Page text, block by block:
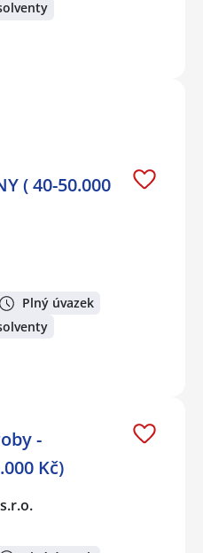
( 40-50.000
Plný úvazek
-
Kč)